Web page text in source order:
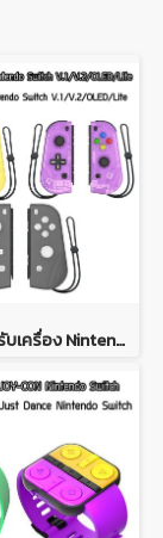
จอยคอนสำหรับเครื่อง Nintendo Switch V.1/V.2/OLED/Lite Joy Con Pad For Nintendo Switch V.1/V.2/OLED/Lite